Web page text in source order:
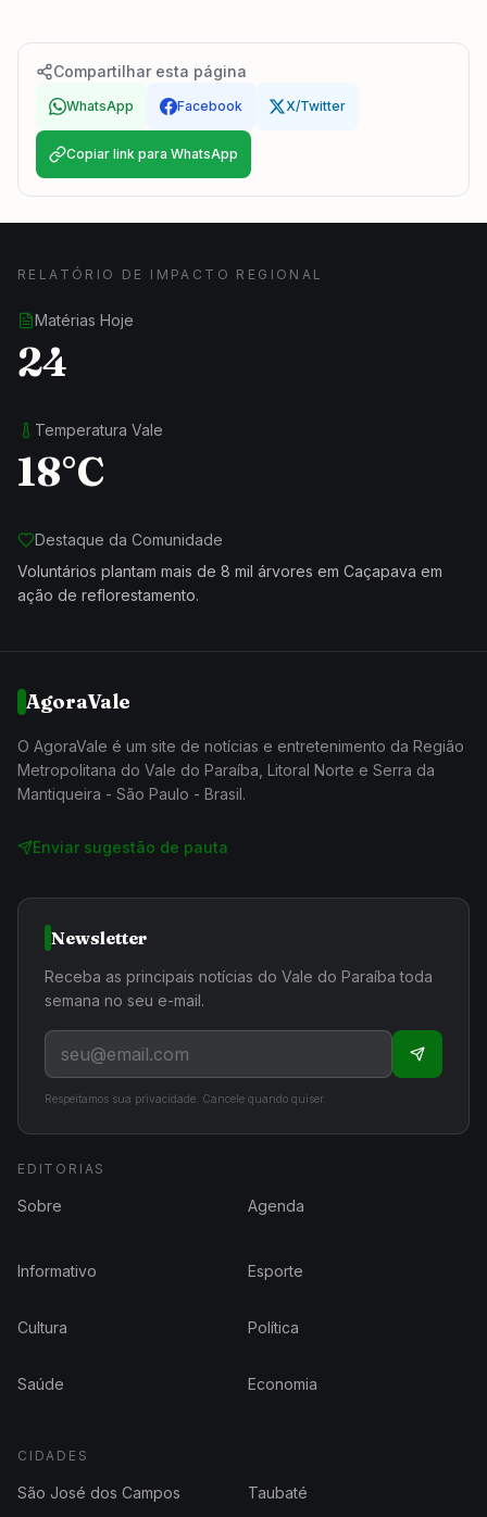
Compartilhar esta página
WhatsApp Facebook X/Twitter
Copiar link para WhatsApp
RELATÓRIO DE IMPACTO REGIONAL
Matérias Hoje
24
Temperatura Vale
18°C
Destaque da Comunidade
Voluntários plantam mais de 8 mil árvores em Caçapava em
ação de reflorestamento.
AgoraVale
O AgoraVale é um site de notícias e entretenimento da Região
Metropolitana do Vale do Paraíba, Litoral Norte e Serra da
Mantiqueira - São Paulo - Brasil.
Enviar sugestão de pauta
Newsletter
Receba as principais notícias do Vale do Paraíba toda
semana no seu e-mail.
Respeitamos sua privacidade. Cancele quando quiser.
EDITORIAS
Sobre Agenda
Informativo Esporte
Cultura Política
Saúde Economia
CIDADES
São José dos Campos Taubaté